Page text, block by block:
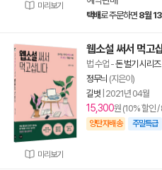
미리보기
택배로 주문하면 8월
미리보기
웹소설 써서 먹고
법 수업 -돈 벌기 시리즈
정무늬 (지은이)
길벗 2021년 04월
15,300원 (10% 할인
양탄자배송 주말특급